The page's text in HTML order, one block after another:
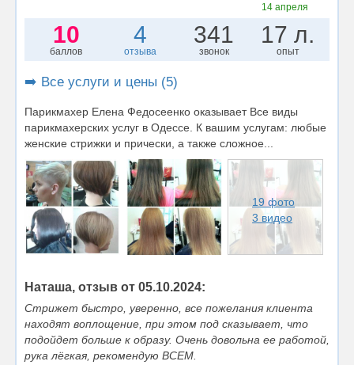
14 апреля
10
баллов
4
отзыва
341
звонок
17 л.
опыт
➡️ Все услуги и цены (5)
Парикмахер Елена Федосеенко оказывает Все виды
парикмахерских услуг в Одессе. К вашим услугам: любые
женские стрижки и прически, а также сложное...
19 фото
3 видео
Наташа, отзыв от 05.10.2024:
Стрижет быстро, уверенно, все пожелания клиента
находят воплощение, при этом под сказывает, что
подойдет больше к образу. Очень довольна ее работой,
рука лёгкая, рекомендую ВСЕМ.